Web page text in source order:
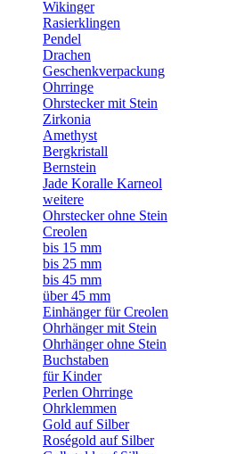
Wikinger
Rasierklingen
Pendel
Drachen
Geschenkverpackung
Ohrringe
Ohrstecker mit Stein
Zirkonia
Amethyst
Bergkristall
Bernstein
Jade Koralle Karneol
weitere
Ohrstecker ohne Stein
Creolen
bis 15 mm
bis 25 mm
bis 45 mm
über 45 mm
Einhänger für Creolen
Ohrhänger mit Stein
Ohrhänger ohne Stein
Buchstaben
für Kinder
Perlen Ohrringe
Ohrklemmen
Gold auf Silber
Roségold auf Silber